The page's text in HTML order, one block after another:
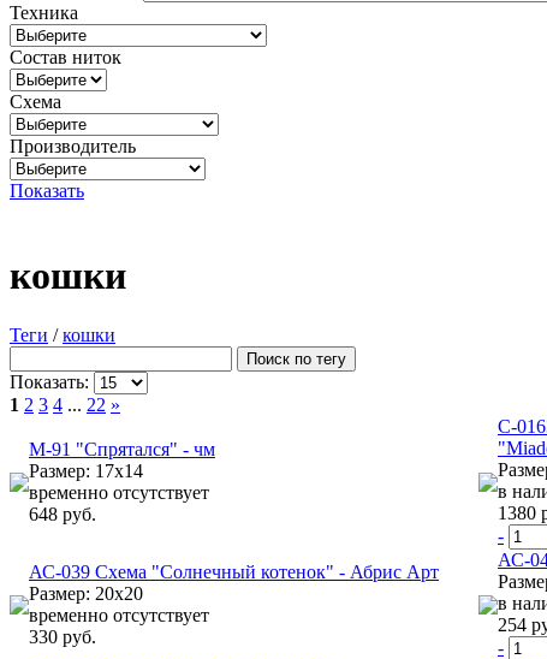
Техника
Состав ниток
Схема
Производитель
Показать
кошки
Теги /кошки
Показать:
1 2 3 4 ... 22 »
М-91 "Спрятался" - чм
Размер: 17х14
временно отсутствует
648 руб.
C-
в
1380
-
АС-039 Схема "Солнечный котенок" - Абрис Арт
Размер: 20х20
временно отсутствует
330 руб.
АС-
в
254
-